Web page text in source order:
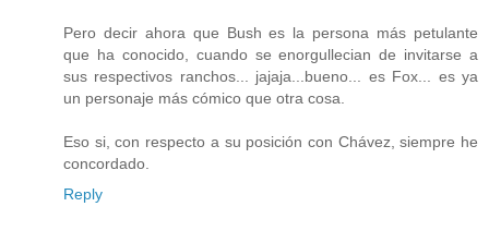
Pero decir ahora que Bush es la persona más petulante
que ha conocido, cuando se enorgullecian de invitarse a
sus respectivos ranchos... jajaja...bueno... es Fox... es ya
un personaje más cómico que otra cosa.
Eso si, con respecto a su posición con Chávez, siempre he
concordado.
Reply